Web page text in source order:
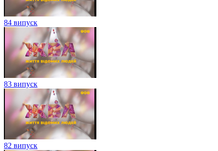
84 випуск
83 випуск
82 випуск